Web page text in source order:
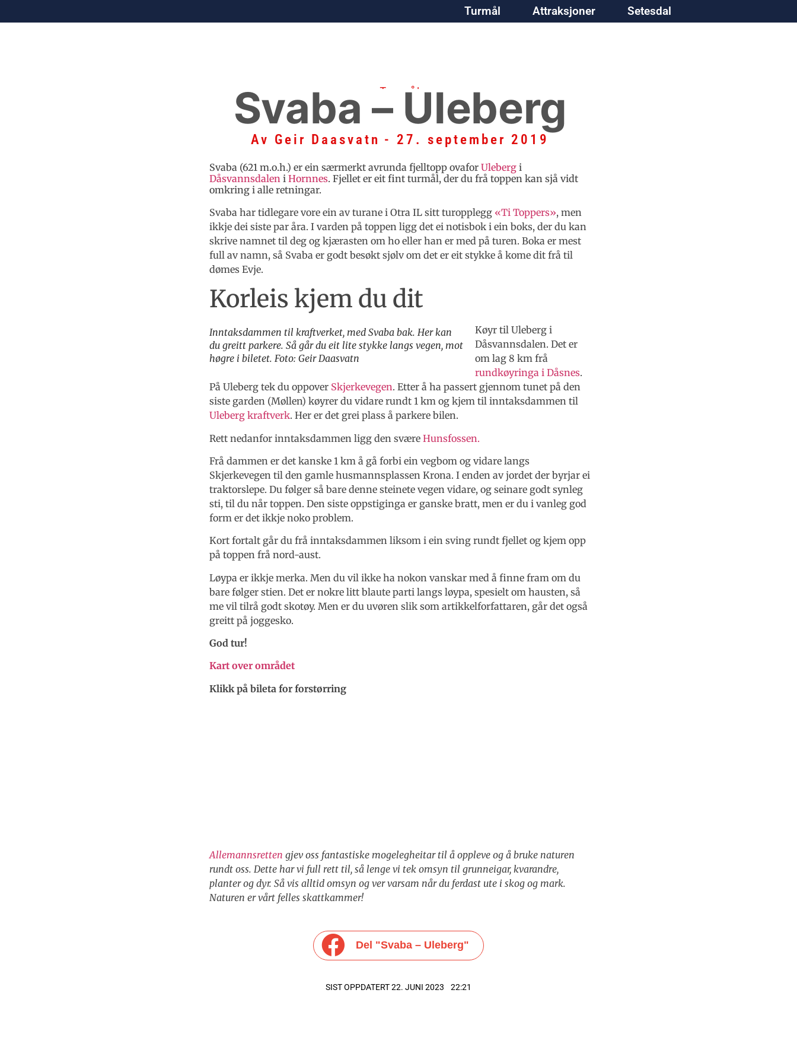
Turmål Attraksjoner Setesdal
Turmål
Svaba – Uleberg
Av Geir Daasvatn - 27. september 2019
Svaba (621 m.o.h.) er ein særmerkt avrunda fjelltopp ovafor Uleberg i
Dåsvannsdalen i Hornnes. Fjellet er eit fint turmål, der du frå toppen kan sjå vidt
omkring i alle retningar.
Svaba har tidlegare vore ein av turane i Otra IL sitt turopplegg «Ti Toppers», men
ikkje dei siste par åra. I varden på toppen ligg det ei notisbok i ein boks, der du kan
skrive namnet til deg og kjærasten om ho eller han er med på turen. Boka er mest
full av namn, så Svaba er godt besøkt sjølv om det er eit stykke å kome dit frå til
dømes Evje.
Korleis kjem du dit
Inntaksdammen til kraftverket, med Svaba bak. Her kan
du greitt parkere. Så går du eit lite stykke langs vegen, mot
høgre i biletet. Foto: Geir Daasvatn
Køyr til Uleberg i
Dåsvannsdalen. Det er
om lag 8 km frå
rundkøyringa i Dåsnes.
På Uleberg tek du oppover Skjerkevegen. Etter å ha passert gjennom tunet på den
siste garden (Møllen) køyrer du vidare rundt 1 km og kjem til inntaksdammen til
Uleberg kraftverk. Her er det grei plass å parkere bilen.
Rett nedanfor inntaksdammen ligg den svære Hunsfossen.
Frå dammen er det kanske 1 km å gå forbi ein vegbom og vidare langs
Skjerkevegen til den gamle husmannsplassen Krona. I enden av jordet der byrjar ei
traktorslepe. Du følger så bare denne steinete vegen vidare, og seinare godt synleg
sti, til du når toppen. Den siste oppstiginga er ganske bratt, men er du i vanleg god
form er det ikkje noko problem.
Kort fortalt går du frå inntaksdammen liksom i ein sving rundt fjellet og kjem opp
på toppen frå nord-aust.
Løypa er ikkje merka. Men du vil ikke ha nokon vanskar med å finne fram om du
bare følger stien. Det er nokre litt blaute parti langs løypa, spesielt om hausten, så
me vil tilrå godt skotøy. Men er du uvøren slik som artikkelforfattaren, går det også
greitt på joggesko.
God tur!
Kart over området
Klikk på bileta for forstørring
Allemannsretten gjev oss fantastiske mogelegheitar til å oppleve og å bruke naturen
rundt oss. Dette har vi full rett til, så lenge vi tek omsyn til grunneigar, kvarandre,
planter og dyr. Så vis alltid omsyn og ver varsam når du ferdast ute i skog og mark.
Naturen er vårt felles skattkammer!
Del "Svaba – Uleberg"
SIST OPPDATERT 22. JUNI 2023 22:21